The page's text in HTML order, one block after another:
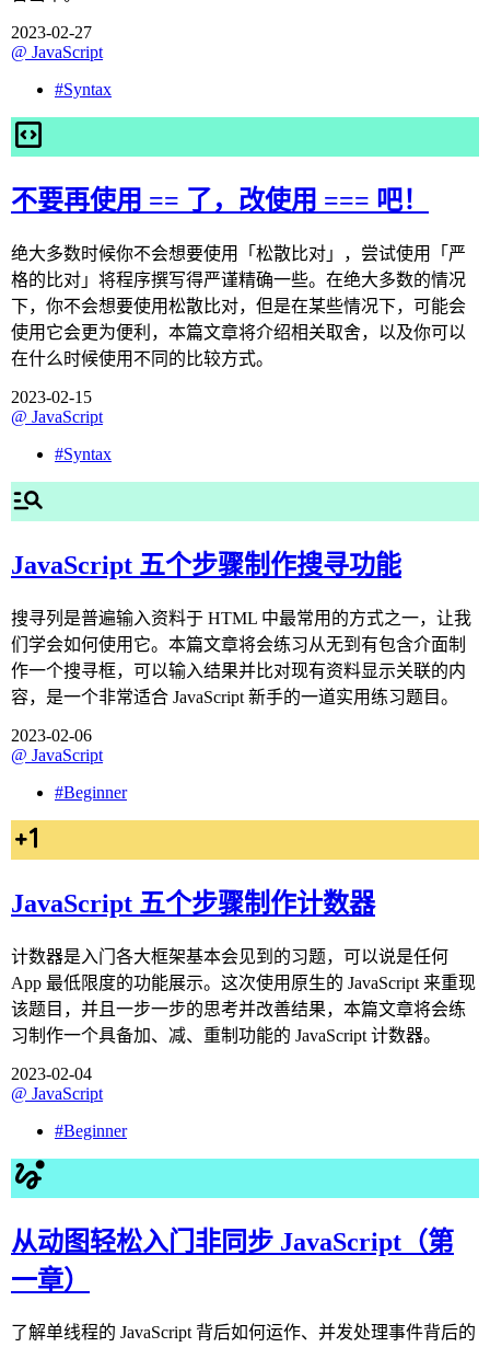
2023-02-27
@ JavaScript
#Syntax
不要再使用 == 了，改使用 === 吧！
绝大多数时候你不会想要使用「松散比对」，尝试使用「严
格的比对」将程序撰写得严谨精确一些。在绝大多数的情况
下，你不会想要使用松散比对，但是在某些情况下，可能会
使用它会更为便利，本篇文章将介绍相关取舍，以及你可以
在什么时候使用不同的比较方式。
2023-02-15
@ JavaScript
#Syntax
JavaScript 五个步骤制作搜寻功能
搜寻列是普遍输入资料于 HTML 中最常用的方式之一，让我
们学会如何使用它。本篇文章将会练习从无到有包含介面制
作一个搜寻框，可以输入结果并比对现有资料显示关联的内
容，是一个非常适合 JavaScript 新手的一道实用练习题目。
2023-02-06
@ JavaScript
#Beginner
JavaScript 五个步骤制作计数器
计数器是入门各大框架基本会见到的习题，可以说是任何
App 最低限度的功能展示。这次使用原生的 JavaScript 来重现
该题目，并且一步一步的思考并改善结果，本篇文章将会练
习制作一个具备加、减、重制功能的 JavaScript 计数器。
2023-02-04
@ JavaScript
#Beginner
从动图轻松入门非同步 JavaScript（第
一章）
了解单线程的 JavaScript 背后如何运作、并发处理事件背后的